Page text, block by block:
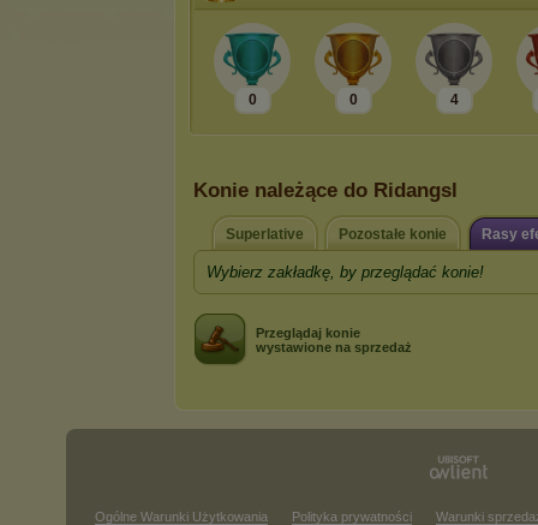
0 0 4
Konie należące do Ridangsl
Superlative Pozostałe konie Rasy
Wybierz zakładkę, by przeglądać konie!
Przeglądaj konie
wystawione na sprzedaż
Ogólne Warunki Użytkowania Polityka prywatności Warunki